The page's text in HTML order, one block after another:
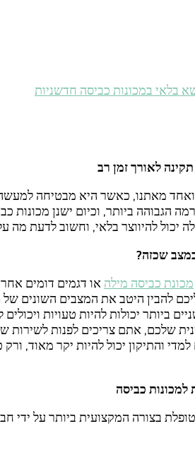
בלאי במכונות כביסה חדשניות
לאורך זמן רב
מאתנו, כאשר היא מבטיחה למעשה
ביותר, וכיום ישנן
יכול להיווצר בלאי, וחשוב לדעת
שכזה?
מכונת כביסה מילה או דגמים דומים
להבין היטב את המצבים
ביותר יכולות להיות טעויות
שלכם, אתם צריכים לפנות לשירות
והתיקון יכול להיות יקר מאוד,
כביסה
בצורה המקצועית ביותר על